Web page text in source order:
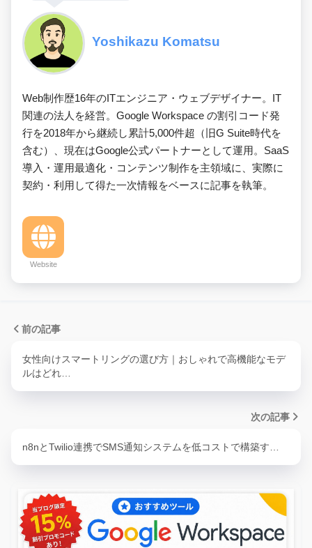
Yoshikazu Komatsu
Web制作歴16年のITエンジニア・ウェブデザイナー。IT
関連の法人を経営。Google Workspace の割引コード発
行を2018年から継続し累計5,000件超（旧G Suite時代を
含む）、現在はGoogle公式パートナーとして運用。SaaS
導入・運用最適化・コンテンツ制作を主領域に、実際に
契約・利用して得た一次情報をベースに記事を執筆。
Website
前の記事
女性向けスマートリングの選び方｜おしゃれで高機能なモデ
ルはどれ…
次の記事
n8nとTwilio連携でSMS通知システムを低コストで構築す…